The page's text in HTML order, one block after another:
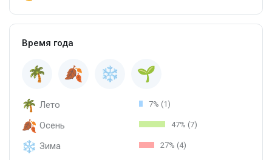
Время года
Лето 7% (1)
Осень 47% (7)
Зима 27% (4)